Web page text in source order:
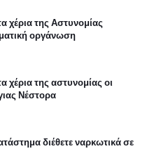
χέρια της Αστυνομίας
οργάνωση
χέρια της αστυνομίας οι
Νέστορα
διέθετε ναρκωτικά σε